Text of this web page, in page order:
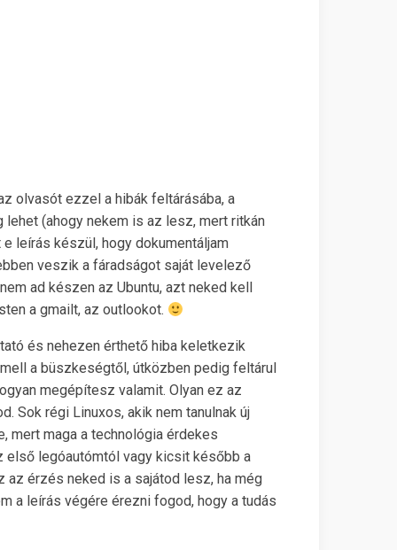
olvasót ezzel a hibák feltárásába, a
(ahogy nekem is az lesz, mert ritkán
leírás készül, hogy dokumentáljam
veszik a fáradságot saját levelező
ad készen az Ubuntu, azt neked kell
a gmailt, az outlookot.
és nehezen érthető hiba keletkezik
a büszkeségtől, útközben pedig feltárul
megépítesz valamit. Olyan ez az
Sok régi Linuxos, akik nem tanulnak új
mert maga a technológia érdekes
első legóautómtól vagy kicsit később a
az érzés neked is a sajátod lesz, ha még
a leírás végére érezni fogod, hogy a tudás